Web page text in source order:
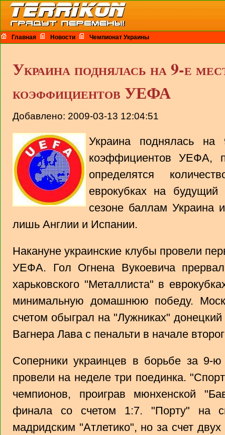
Главная Новости Чемпионат Украины
Украина поднялась на 9-е
коэффициентов УЕФА
Добавлено: 2009-03-13 12:04:51
Украина поднялась на
коэффициентов УЕФА,
определятся
еврокубках на
сезоне баллам Украина
лишь Англии и Испании.
Накануне украинские клубы провели
УЕФА. Гол Огнена Вукоевича
харьковского "Металлиста" в
минимальную домашнюю победу.
счетом обыграл на "Лужниках"
Вагнера Лава с пенальти в начале
Соперники украинцев в борьбе за 9-ю
провели на неделе три поединка.
чемпионов, проиграв мюнхенской
финала со счетом 1:7. "Порту" на
мадридским "Атлетико", но за счет